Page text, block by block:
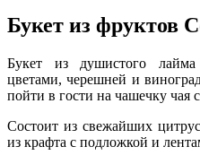
Букет из фруктов
Букет из душистого
цветами, черешней и
пойти в гости на чашечку чая
Состоит из свежайших
из крафта с подложкой и